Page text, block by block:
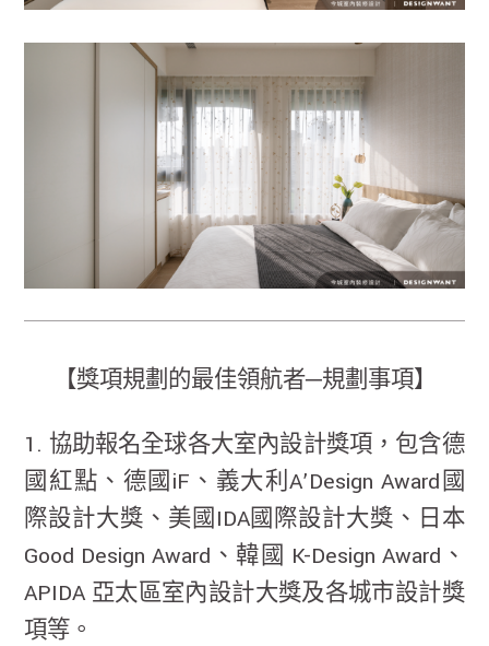
【獎項規劃的最佳領航者─規劃事項】
1. 協助報名全球各大室內設計獎項，包含德
國紅點、德國iF、義大利A’Design Award國
際設計大獎、美國IDA國際設計大獎、日本
Good Design Award、韓國 K-Design Award、
APIDA 亞太區室內設計大獎及各城市設計獎
項等。